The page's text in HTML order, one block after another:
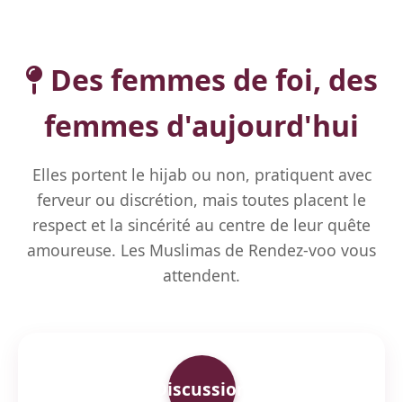
Des femmes de foi, des
femmes d'aujourd'hui
Elles portent le hijab ou non, pratiquent avec
ferveur ou discrétion, mais toutes placent le
respect et la sincérité au centre de leur quête
amoureuse. Les Muslimas de Rendez-voo vous
attendent.
Discussion